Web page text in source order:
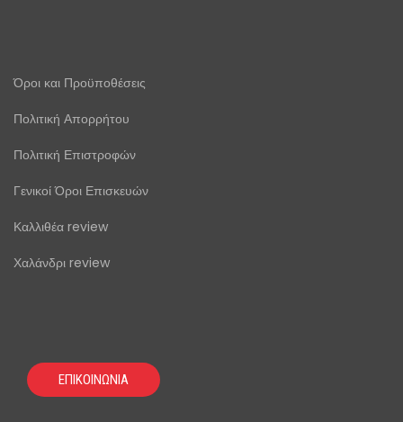
Όροι και Προϋποθέσεις
Πολιτική Απορρήτου
Πολιτική Επιστροφών
Γενικοί Όροι Επισκευών
Καλλιθέα review
Χαλάνδρι review
ΕΠΙΚΟΙΝΩΝΙΑ